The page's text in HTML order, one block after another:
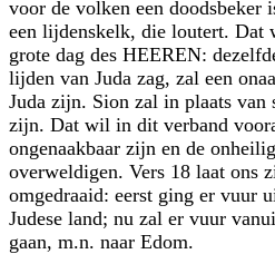
voor de volken een doodsbeker
een lijdenskelk, die loutert. Dat
grote dag des HEEREN:
lijden van Juda zag, zal een
Juda zijn. Sion zal in plaats van
zijn. Dat wil in dit verband
ongenaakbaar zijn en de
overweldigen. Vers 18 laat ons
omgedraaid: eerst ging er vuur
Judese land; nu zal er vuur
gaan, m.n. naar Edom.